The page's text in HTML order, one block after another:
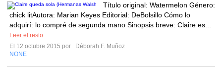
Título original: Watermelon Género:
chick litAutora: Marian Keyes Editorial: DeBolsillo Cómo lo
adquirí: lo compré de segunda mano Sinopsis breve: Claire es...
Leer el resto
El 12 octubre 2015 por
Déborah F. Muñoz
NONE